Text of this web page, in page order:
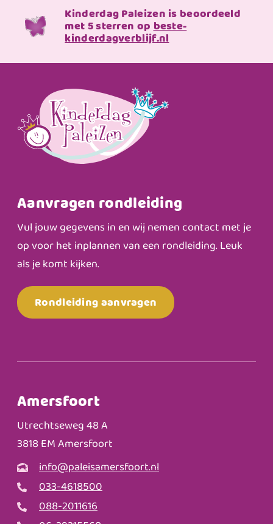
Kinderdag Paleizen is beoordeeld
met 5 sterren opbeste-
kinderdagverblijf.nl
Aanvragen rondleiding
Vul jouw gegevens in en wij nemen contact met je
op voor het inplannen van een rondleiding. Leuk
als je komt kijken.
Rondleiding aanvragen
Amersfoort
Utrechtseweg 48 A
3818 EM Amersfoort
info@paleisamersfoort.nl
033-4618500
088-2011616